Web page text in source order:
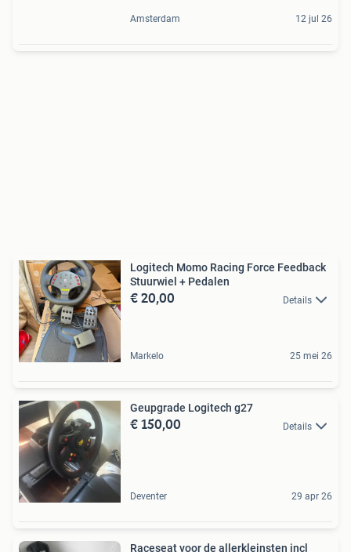
Amsterdam 12 jul 26
Logitech Momo Racing Force Feedback
Stuurwiel + Pedalen
€ 20,00 Details
Markelo 25 mei 26
Geupgrade Logitech g27
€ 150,00 Details
Deventer 29 apr 26
Raceseat voor de allerkleinsten incl